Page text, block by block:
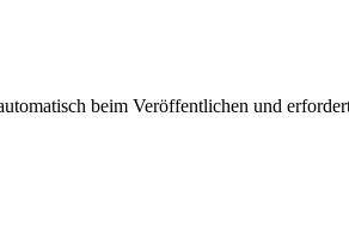
beim Veröffentlichen und